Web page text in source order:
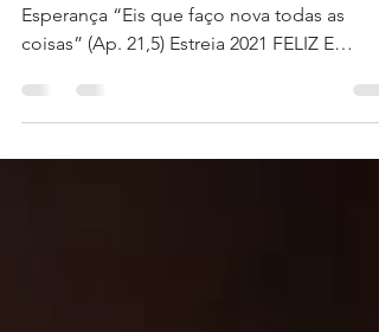
Recife, 18 dezembro de 2021. Movidos pela
Esperança “Eis que faço nova todas as
coisas” (Ap. 21,5) Estreia 2021 FELIZ E